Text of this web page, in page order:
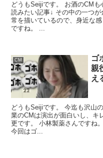
どうもSeijiです。 お酒のCM
読みたい記事↓ その中の一つ
常を描いているので、身近な
ですね。 ...
CM
ゴ
親
え
どうもSeijiです。 今迄も沢山
業のCMは演出が面白いし、キ
更です。 小林製薬さんですね
今回はゴ...